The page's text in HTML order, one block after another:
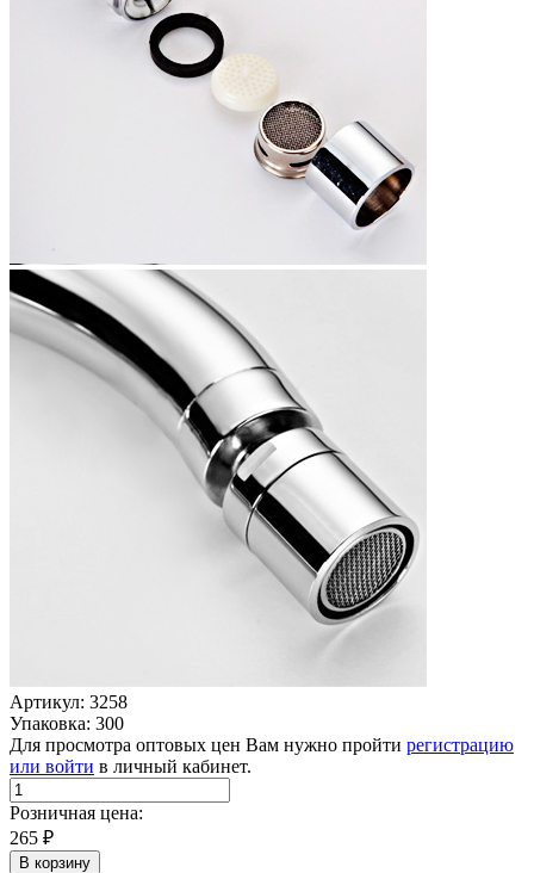
Артикул: 3258
Упаковка: 300
Для просмотра оптовых цен Вам нужно пройти регистрацию
или войти в личный кабинет.
Розничная цена:
265 ₽
В корзину